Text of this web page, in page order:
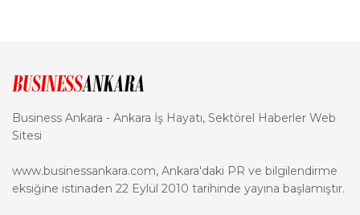
Business Ankara - Ankara İş Hayatı, Sektörel Haberler Web
Sitesi
www.businessankara.com, Ankara'daki PR ve bilgilendirme
eksiğine istinaden 22 Eylül 2010 tarihinde yayına başlamıştır.